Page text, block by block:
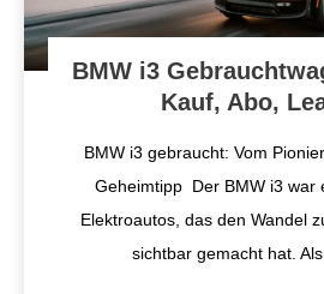
BMW i3
Kauf, Abo,
BMW i3 gebraucht: Vom
Geheimtipp Der BMW i3 war
Elektroautos, das den Wandel
sichtbar gemacht hat.